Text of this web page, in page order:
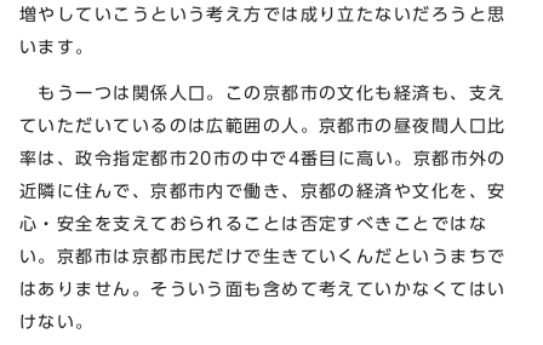
増やしていこうという考え方では成り立たないだろうと思
います。
もう一つは関係人口。この京都市の文化も経済も、支え
ていただいているのは広範囲の人。京都市の昼夜間人口比
率は、政令指定都市20市の中で4番目に高い。京都市外の
近隣に住んで、京都市内で働き、京都の経済や文化を、安
心・安全を支えておられることは否定すべきことではな
い。京都市は京都市民だけで生きていくんだというまちで
はありません。そういう面も含めて考えていかなくてはい
けない。